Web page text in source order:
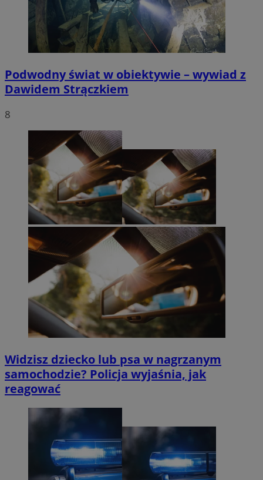
Podwodny świat w obiektywie – wywiad z
Dawidem Strączkiem
8
Widzisz dziecko lub psa w nagrzanym
samochodzie? Policja wyjaśnia, jak
reagować